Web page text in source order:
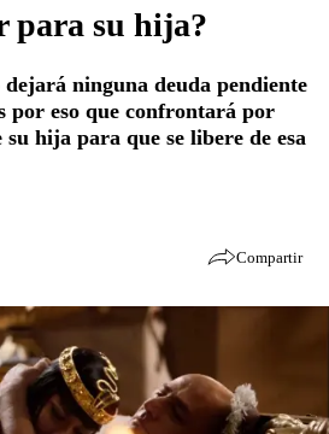
para su hija?
ninguna deuda pendiente
por eso que confrontará por
hija para que se libere de esa
Compartir